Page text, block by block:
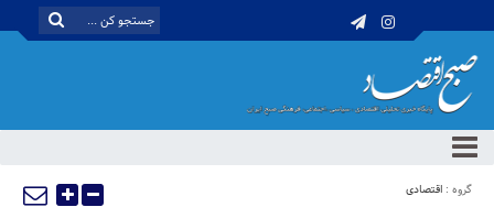
گروه : اقتصادی